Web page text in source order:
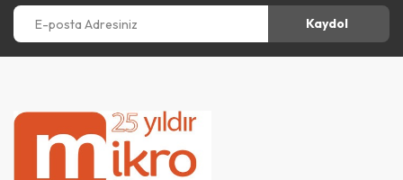
E-posta Adresiniz
Kaydol